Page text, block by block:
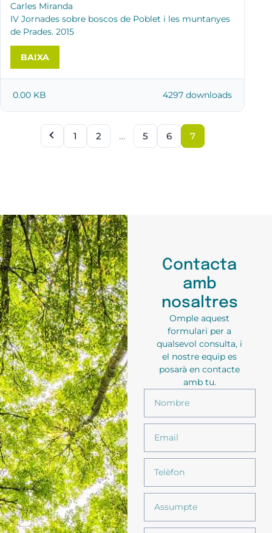
Carles Miranda
IV Jornades sobre boscos de Poblet i les muntanyes
de Prades. 2015
BAIXA
4297 downloads
0.00 KB
1 2 … 5 6 7
Contacta
amb
nosaltres
Omple aquest
formulari per a
qualsevol consulta, i
el nostre equip es
posarà en contacte
amb tu.